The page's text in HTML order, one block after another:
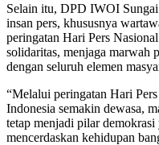
Selain itu, DPD IWOI
insan pers, khususnya
peringatan Hari Pers
solidaritas, menjaga marwah
dengan seluruh elemen
“Melalui peringatan Hari
Indonesia semakin dewasa,
tetap menjadi pilar
mencerdaskan kehidupan